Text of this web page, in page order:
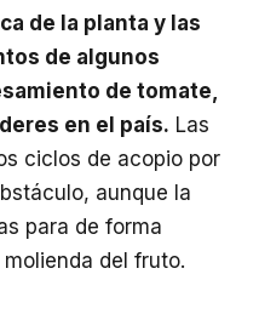
de la planta y las
de algunos
de tomate,
en el país. Las
ciclos de acopio por
aunque la
para de forma
del fruto.